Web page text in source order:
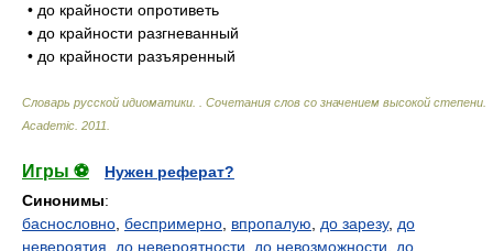
• до крайности опротиветь
• до крайности разгневанный
• до крайности разъяренный
Словарь русской идиоматики. . Сочетания слов со значением высокой степени
Academic 2011
Игры ⚽
Нужен реферат?
Синонимы:
баснословно беспримерно впропалую до зарезу, до
невероятия
до невероятности до невозможности
до